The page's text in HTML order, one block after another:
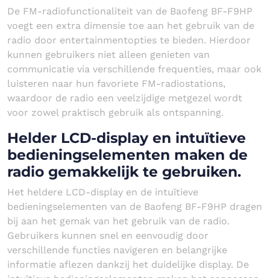
De FM-radiofunctionaliteit van de Baofeng BF-F9HP
voegt een extra dimensie toe aan het gebruik van de
radio door entertainmentopties te bieden. Hierdoor
kunnen gebruikers niet alleen genieten van
communicatie via verschillende frequenties, maar ook
luisteren naar hun favoriete FM-radiostations,
waardoor de radio een veelzijdige metgezel wordt
voor zowel praktisch gebruik als ontspanning.
Helder LCD-display en intuïtieve
bedieningselementen maken de
radio gemakkelijk te gebruiken.
Het heldere LCD-display en de intuïtieve
bedieningselementen van de Baofeng BF-F9HP dragen
bij aan het gemak van het gebruik van de radio.
Gebruikers kunnen snel en eenvoudig door
verschillende functies navigeren en belangrijke
informatie aflezen dankzij het duidelijke display. De